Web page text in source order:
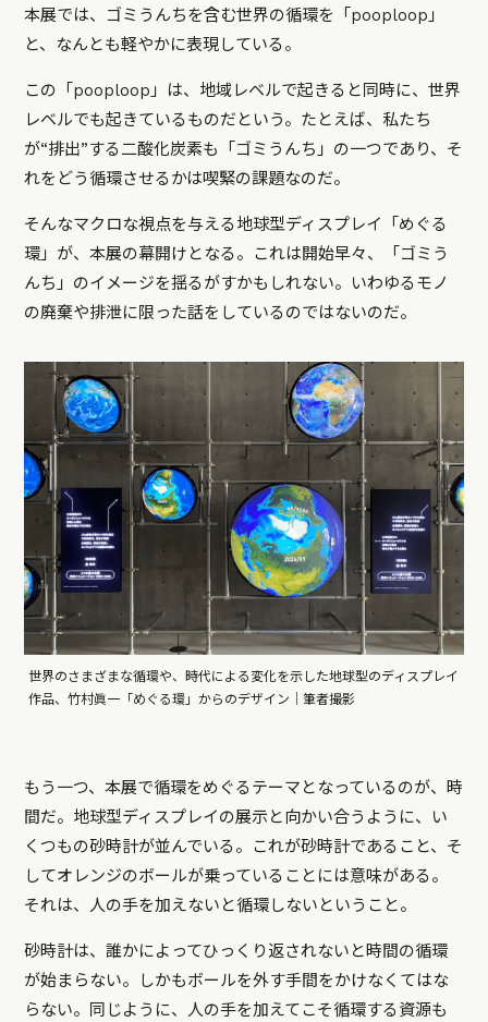
本展では、ゴミうんちを含む世界の循環を「pooploop」
と、なんとも軽やかに表現している。
この「pooploop」は、地域レベルで起きると同時に、世界
レベルでも起きているものだという。たとえば、私たち
が“排出”する二酸化炭素も「ゴミうんち」の一つであり、そ
れをどう循環させるかは喫緊の課題なのだ。
そんなマクロな視点を与える地球型ディスプレイ「めぐる
環」が、本展の幕開けとなる。これは開始早々、「ゴミう
んち」のイメージを揺るがすかもしれない。いわゆるモノ
の廃棄や排泄に限った話をしているのではないのだ。
世界のさまざまな循環や、時代による変化を示した地球型のディスプレイ
作品、竹村眞一「めぐる環」からのデザイン｜筆者撮影
もう一つ、本展で循環をめぐるテーマとなっているのが、時
間だ。地球型ディスプレイの展示と向かい合うように、い
くつもの砂時計が並んでいる。これが砂時計であること、そ
してオレンジのボールが乗っていることには意味がある。
それは、人の手を加えないと循環しないということ。
砂時計は、誰かによってひっくり返されないと時間の循環
が始まらない。しかもボールを外す手間をかけなくてはな
らない。同じように、人の手を加えてこそ循環する資源も